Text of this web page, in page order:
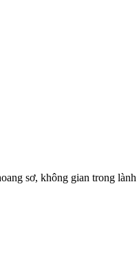
sơ, không gian trong